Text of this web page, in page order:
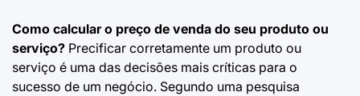
Como calcular o preço de venda do seu produto ou
serviço? Precificar corretamente um produto ou
serviço é uma das decisões mais críticas para o
sucesso de um negócio. Segundo uma pesquisa